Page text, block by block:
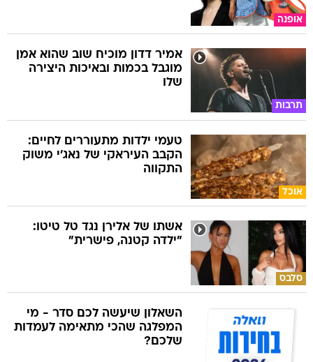
אופנה
תרבות
אמיר דדון מוכיח שוב שהוא אמן
מוגבל בכמות ובאיכות היצירה
שלו
אוכל
טעמי ילדות מתעוררים לחיים:
הקבב העיראקי של נאג׳י משוק
התקווה
סלבס
אשתו של אלירן נגד טל טיטו:
"ילדה קטנה, פישרית"
השאלון שיעשה לכם סדר - מי
המפלגה שהכי מתאימה לעמדות
שלכם?